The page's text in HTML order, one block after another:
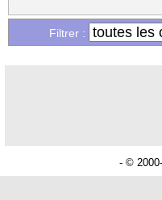
Filtrer :
- ©